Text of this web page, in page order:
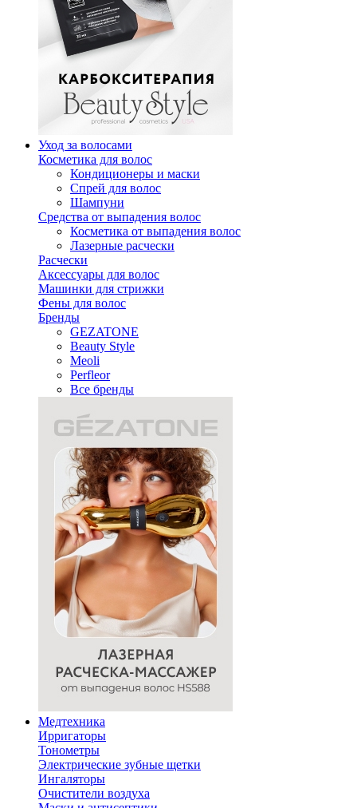
Уход за волосами
Косметика для волос
Кондиционеры и маски
Спрей для волос
Шампуни
Средства от выпадения волос
Косметика от выпадения волос
Лазерные расчески
Расчески
Аксессуары для волос
Машинки для стрижки
Фены для волос
Бренды
GEZATONE
Beauty Style
Meoli
Perfleor
Все бренды
Медтехника
Ирригаторы
Тонометры
Электрические зубные щетки
Ингаляторы
Очистители воздуха